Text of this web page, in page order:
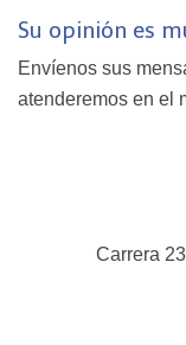
Nosotros
Miembros
Su opinión es
Envíenos sus
atenderemos en el
Carrera